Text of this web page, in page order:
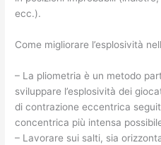
ecc.).
Come migliorare l’esplosività
– La pliometria è un metodo
sviluppare l’esplosività dei
di contrazione eccentrica
concentrica più intensa
– Lavorare sui salti, sia